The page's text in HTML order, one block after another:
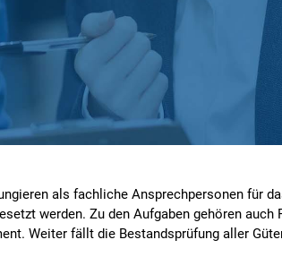
als fachliche Ansprechpersonen für
werden. Zu den Aufgaben gehören auch
Weiter fällt die Bestandsprüfung aller